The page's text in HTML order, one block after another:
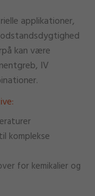
applikationer,
kan være
IV
komplekse
for kemikalier og